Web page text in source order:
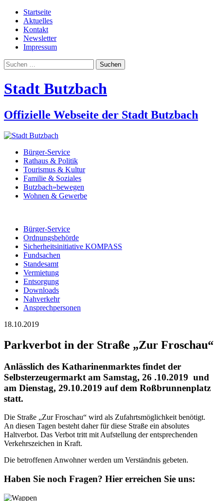
Startseite
Aktuelles
Kontakt
Newsletter
Impressum
Suchen
nach:
Stadt Butzbach
Offizielle Webseite der Stadt Butzbach
Bürger-Service
Rathaus & Politik
Tourismus & Kultur
Familie & Soziales
Butzbach»bewegen
Wohnen & Gewerbe
Bürger-Service
Ordnungsbehörde
Sicherheitsinitiative KOMPASS
Fundsachen
Standesamt
Vermietung
Entsorgung
Downloads
Nahverkehr
Ansprechpersonen
18.10.2019
Parkverbot in der Straße „Zur Froschau“
Anlässlich des Katharinenmarktes findet der
Selbsterzeugermarkt am Samstag, 26 .10.2019 und
am Dienstag, 29.10.2019 auf dem Roßbrunnenplatz
statt.
Die Straße „Zur Froschau“ wird als Zufahrtsmöglichkeit benötigt.
An diesen Tagen besteht daher für diese Straße ein absolutes
Haltverbot. Das Verbot tritt mit Aufstellung der entsprechenden
Verkehrszeichen in Kraft.
Die betroffenen Anwohner werden um Verständnis gebeten.
Haben Sie noch Fragen? Hier erreichen Sie uns: